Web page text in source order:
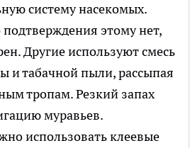
систему насекомых.
подтверждения этому нет,
Другие используют смесь
и табачной пыли, рассыпая
тропам. Резкий запах
муравьев.
использовать клеевые